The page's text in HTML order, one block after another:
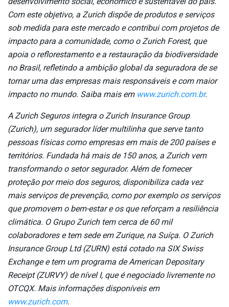
Com este objetivo, a Zurich dispõe de produtos e serviços
sob medida para este mercado e contribui com projetos de
impacto para a comunidade, como o Zurich Forest, que
apoia o reflorestamento e a restauração da biodiversidade
no Brasil, refletindo a ambição global da seguradora de se
tornar uma das empresas mais responsáveis e com maior
impacto no mundo. Saiba mais em www.zurich.com.br.
A Zurich Seguros integra o Zurich Insurance Group
(Zurich), um segurador líder multilinha que serve tanto
pessoas físicas como empresas em mais de 200 países e
territórios. Fundada há mais de 150 anos, a Zurich vem
transformando o setor segurador. Além de fornecer
proteção por meio dos seguros, disponibiliza cada vez
mais serviços de prevenção, como por exemplo os serviços
que promovem o bem-estar e os que reforçam a resiliência
climática. O Grupo Zurich tem cerca de 60 mil
colaboradores e tem sede em Zurique, na Suíça. O Zurich
Insurance Group Ltd (ZURN) está cotado na SIX Swiss
Exchange e tem um programa de American Depositary
Receipt (ZURVY) de nível I, que é negociado livremente no
OTCQX. Mais informações disponíveis em
www.zurich.com.